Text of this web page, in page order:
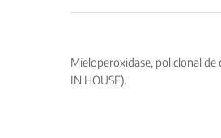
Mieloperoxidase, policlonal de
IN HOUSE).